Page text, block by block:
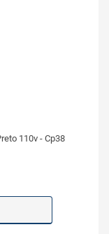
110v - Cp38